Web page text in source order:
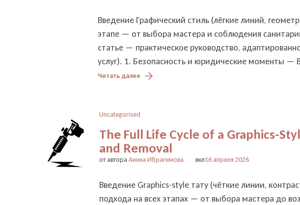
Введение Графический стиль (лёгкие линий,
этапе — от выбора мастера и соблюдения
статье — практическое руководство,
услуг). 1. Безопасность и юридические моменты —
Читать далее
Uncategorised
The Full Life Cycle of a Graphics-
and Removal
от автора Аника Ибрагимова вкл16 апреля 2026
Введение Graphics-style тату (чёткие линии,
подхода на всех этапах — от выбора мастера до